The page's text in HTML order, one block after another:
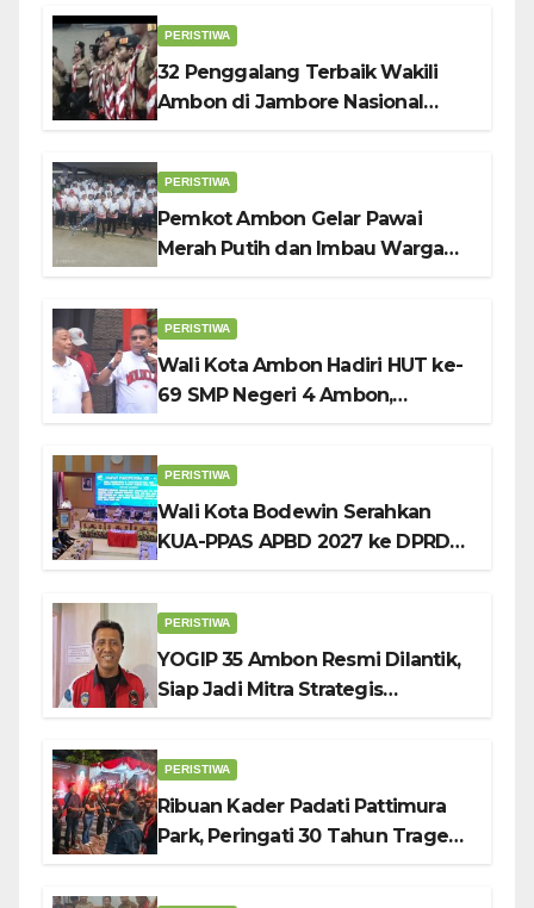
PERISTIWA
32 Penggalang Terbaik Wakili
Ambon di Jambore Nasional
PERISTIWA
Pemkot Ambon Gelar Pawai
Merah Putih dan Imbau Warga
PERISTIWA
Wali Kota Ambon Hadiri HUT ke-
69 SMP Negeri 4 Ambon,
PERISTIWA
Wali Kota Bodewin Serahkan
KUA-PPAS APBD 2027 ke DPRD
PERISTIWA
YOGIP 35 Ambon Resmi Dilantik,
Siap Jadi Mitra Strategis
PERISTIWA
Ribuan Kader Padati Pattimura
Park, Peringati 30 Tahun Tragedi